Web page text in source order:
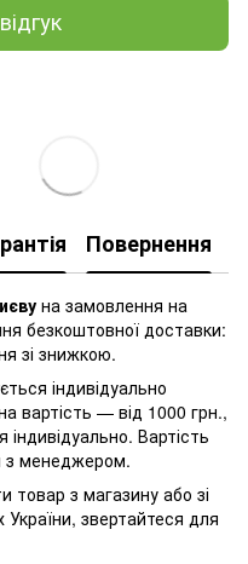
Повернення
на замовлення на
безкоштовної доставки:
зі знижкою.
індивідуально
вартість — від 1000 грн.,
Вартість
з менеджером.
товар з магазину або зі
України, звертайтеся для